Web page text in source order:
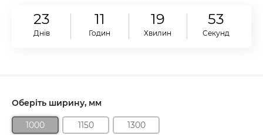
23
Днів
11
Годин
19
Хвилин
52
Секунд
Оберіть ширину, мм
1000 1150 1300